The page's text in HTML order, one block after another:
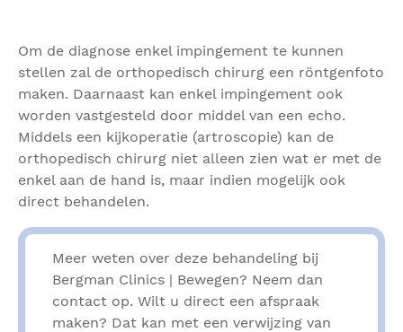
Om de diagnose enkel impingement te kunnen
stellen zal de orthopedisch chirurg een röntgenfoto
maken. Daarnaast kan enkel impingement ook
worden vastgesteld door middel van een echo.
Middels een kijkoperatie (artroscopie) kan de
orthopedisch chirurg niet alleen zien wat er met de
enkel aan de hand is, maar indien mogelijk ook
direct behandelen.
Meer weten over deze behandeling bij
Bergman Clinics | Bewegen? Neem dan
contact op. Wilt u direct een afspraak
maken? Dat kan met een verwijzing van